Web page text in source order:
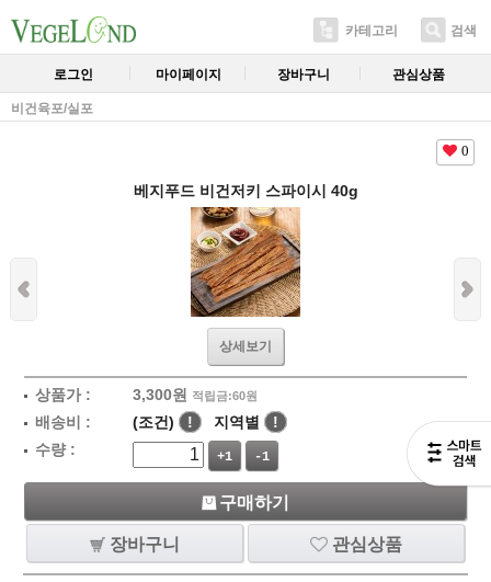
카테고리 검색
로그인 마이페이지 장바구니 관심상품
비건육포/실포
0
베지푸드 비건저키 스파이시 40g
상세보기
상품가 : 3,300원 적립금:60원
배송비 : (조건) ! 지역별
!
수량 :
+1 -1
구매하기
장바구니 관심상품